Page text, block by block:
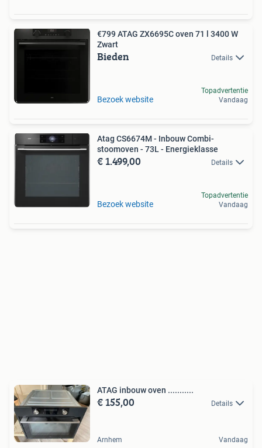
€799 ATAG ZX6695C oven 71 l 3400 W
Zwart
Bieden Details
Bezoek website
Topadvertentie
Vandaag
Atag CS6674M - Inbouw Combi-
stoomoven - 73L - Energieklasse
€ 1.499,00 Details
Bezoek website
Topadvertentie
Vandaag
ATAG inbouw oven ...........
€ 155,00 Details
Arnhem Vandaag